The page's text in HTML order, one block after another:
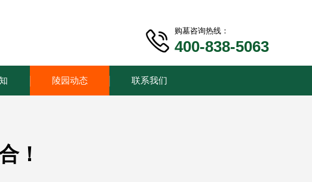
购墓咨询热线：
400-838-5063
陵园动态 联系我们
！